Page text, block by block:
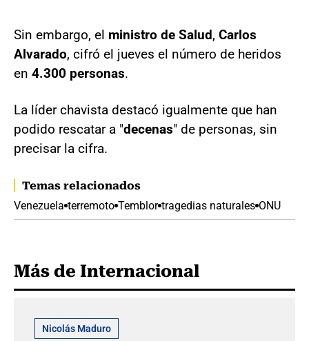
Sin embargo, el ministro de Salud, Carlos
Alvarado, cifró el jueves el número de heridos
en 4.300 personas.
La líder chavista destacó igualmente que han
podido rescatar a "decenas" de personas, sin
precisar la cifra.
Temas relacionados
Venezuela terremoto Temblor tragedias naturales ONU
Más de Internacional
Nicolás Maduro